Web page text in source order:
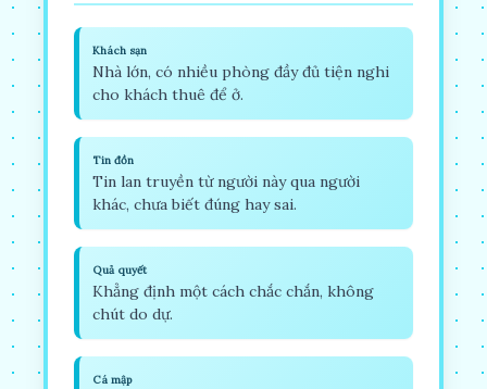
Khách sạn
Nhà lớn, có nhiều phòng đầy đủ tiện nghi
cho khách thuê để ở.
Tin đồn
Tin lan truyền từ người này qua người
khác, chưa biết đúng hay sai.
Quả quyết
Khẳng định một cách chắc chắn, không
chút do dự.
Cá mập